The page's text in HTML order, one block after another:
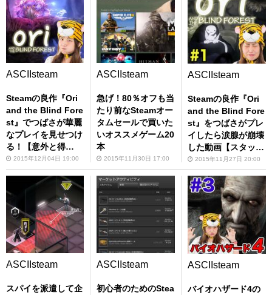
ASCIIsteam
Steamの良作『Ori
and the Blind Fore
st』でつばさが華麗
なプレイを見せつけ
る！【意外と得
意？】
2015年12月04日 19:00
ASCIIsteam
急げ！80％オフも当
たり前なSteamオー
タムセールで買いた
いオススメゲーム20
本
2015年11月30日 17:00
ASCIIsteam
Steamの良作『Ori
and the Blind Fore
st』をつばさがプレ
イしたら涙腺が崩壊
した動画【スタッフ
困惑】
2015年11月27日 20:00
ASCIIsteam
スパイを派遣して企
ASCIIsteam
初心者のためのStea
ASCIIsteam
バイオハザード4の